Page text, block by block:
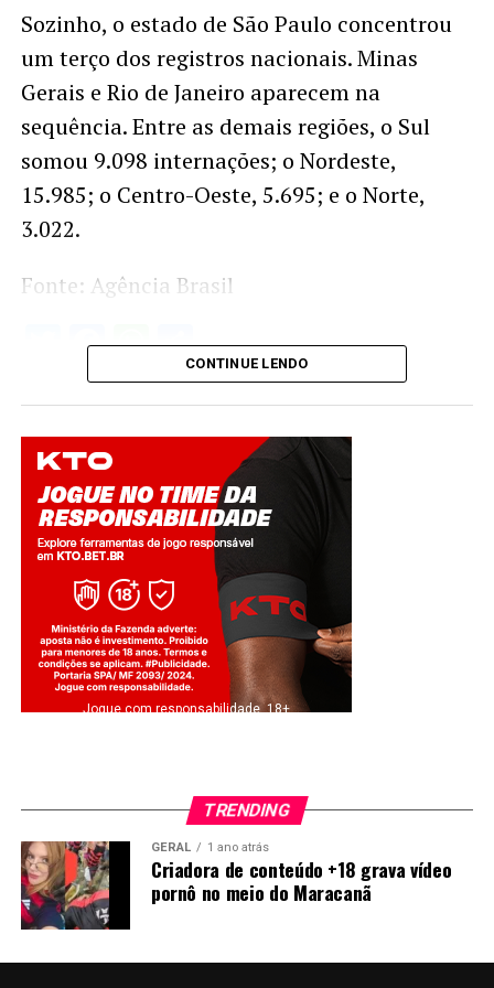
Sozinho, o estado de São Paulo concentrou
um terço dos registros nacionais. Minas
Gerais e Rio de Janeiro aparecem na
sequência. Entre as demais regiões, o Sul
somou 9.098 internações; o Nordeste,
15.985; o Centro-Oeste, 5.695; e o Norte,
3.022.
Fonte: Agência Brasil
Twitter
Facebook
WhatsApp
Share
CONTINUE LENDO
Jogue com responsabilidade. 18+
TRENDING
GERAL 1 ano atrás
Criadora de conteúdo +18 grava vídeo
pornô no meio do Maracanã